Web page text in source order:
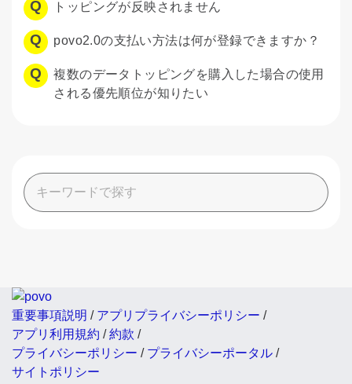
トッピングが反映されません
povo2.0の支払い方法は何が登録できますか？
複数のデータトッピングを購入した場合の使用
される優先順位が知りたい
重要事項説明 / アプリプライバシーポリシー /
アプリ利用規約 /約款 /
プライバシーポリシー / プライバシーポータル /
サイトポリシー